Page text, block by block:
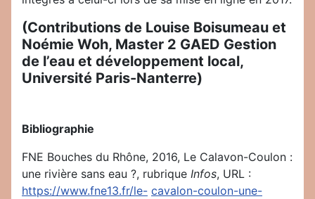
(Contributions de Louise Boisumeau et
Noémie Woh, Master 2 GAED Gestion
de l’eau et développement local,
Université Paris-Nanterre)
Bibliographie
FNE Bouches du Rhône, 2016, Le Calavon-Coulon :
une rivière sans eau ?, rubrique Infos, URL :
https://www.fne13.fr/le- cavalon-coulon-une-